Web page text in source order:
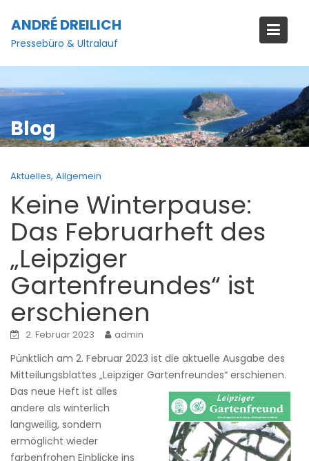
content
ANDRÉ DREILICH
Pressebüro & Ultralauf
Blog
Aktuelles, Allgemein
Keine Winterpause:
Das Februarheft des
„Leipziger
Gartenfreundes“ ist
erschienen
2. Februar 2023 admin
Pünktlich am 2. Februar 2023 ist die aktuelle Ausgabe des
Mitteilungsblattes „Leipziger Gartenfreundes“ erschienen.
Das neue Heft ist alles
andere als winterlich
langweilig, sondern
ermöglicht wieder
farbenfrohen Einblicke ins